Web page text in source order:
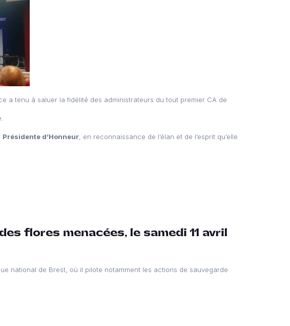
a tenu à saluer la fidélité des administrateurs du tout premier CA de
Présidente d’Honneur , en reconnaissance de l’élan et de l’esprit qu’elle
flores menacées, le samedi 11 avril
national de Brest, où il pilote notamment les actions de sauvegarde